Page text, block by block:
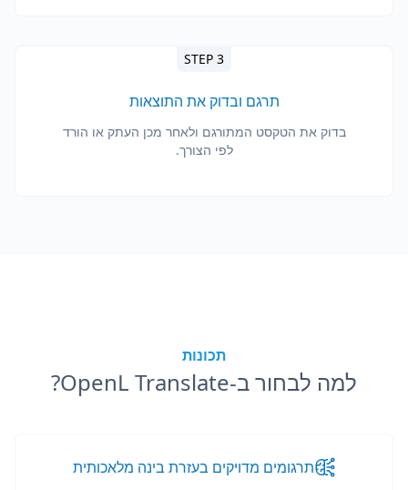
STEP 3
תרגם ובדוק את התוצאות
בדוק את הטקסט המתורגם ולאחר מכן העתק או הורד
לפי הצורך.
תכונות
למה לבחור ב-OpenL Translate?
תרגומים מדויקים בעזרת בינה מלאכותית